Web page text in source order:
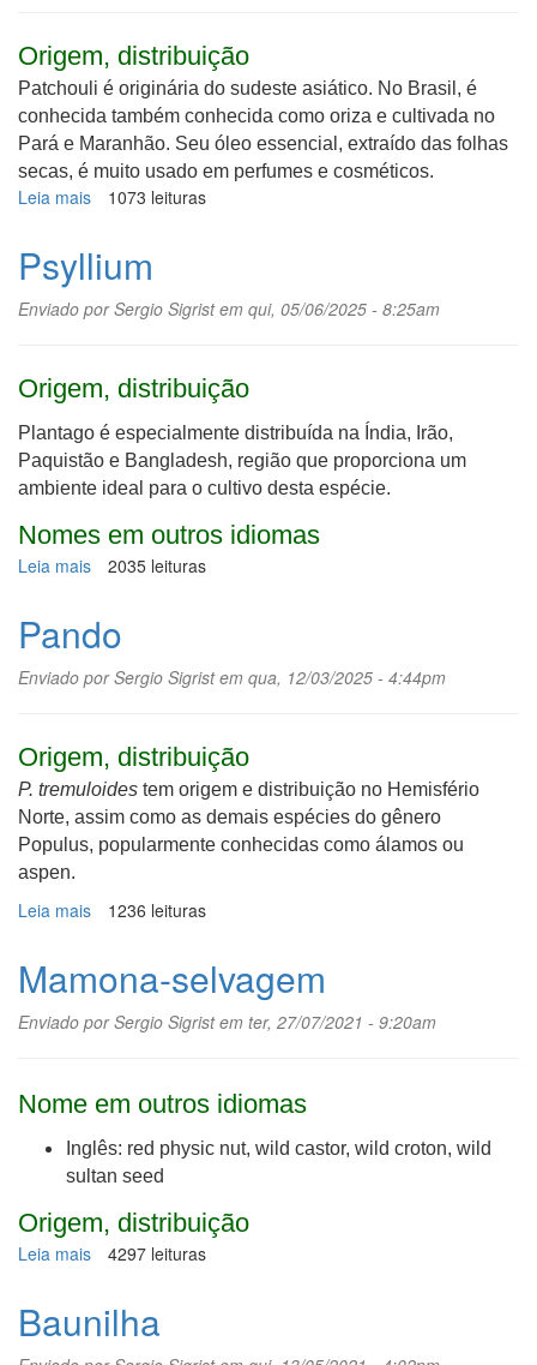
Origem, distribuição
Patchouli é originária do sudeste asiático. No Brasil, é
conhecida também conhecida como oriza e cultivada no
Pará e Maranhão. Seu óleo essencial, extraído das folhas
secas, é muito usado em perfumes e cosméticos.
Leia mais sobre
1073 leituras
Psyllium
Enviado porSergio Sigristem qui, 05/06/2025 - 8:25am
Origem, distribuição
Plantago é especialmente distribuída na Índia, Irão,
Paquistão e Bangladesh, região que proporciona um
ambiente ideal para o cultivo desta espécie.
Nomes em outros idiomas
Leia mais sobre
2035 leituras
Pando
Enviado porSergio Sigristem qua, 12/03/2025 - 4:44pm
Origem, distribuição
P. tremuloides tem origem e distribuição no Hemisfério
Norte, assim como as demais espécies do gênero
Populus, popularmente conhecidas como álamos ou
aspen.
Leia mais sobre
1236 leituras
Mamona-selvagem
Enviado porSergio Sigristem ter, 27/07/2021 - 9:20am
Nome em outros idiomas
Inglês: red physic nut, wild castor, wild croton, wild
sultan seed
Origem, distribuição
Leia mais sobre
4297 leituras
Baunilha